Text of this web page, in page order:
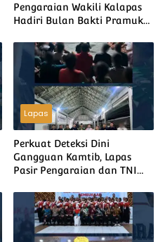
Pengaraian Wakili Kalapas
Hadiri Bulan Bakti Pramuka
Rokan Hulu
Lapas
Perkuat Deteksi Dini
Gangguan Kamtib, Lapas
Pasir Pengaraian dan TNI
Seluruh Hasil Tes Urine
Negatif